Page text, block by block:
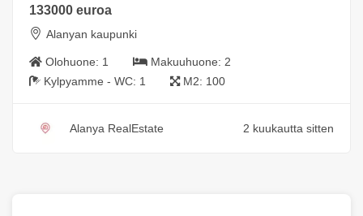
133000 euroa
Alanyan kaupunki
Olohuone: 1 Makuuhuone: 2
Kylpyamme - WC: 1 M2: 100
Alanya RealEstate 2 kuukautta sitten